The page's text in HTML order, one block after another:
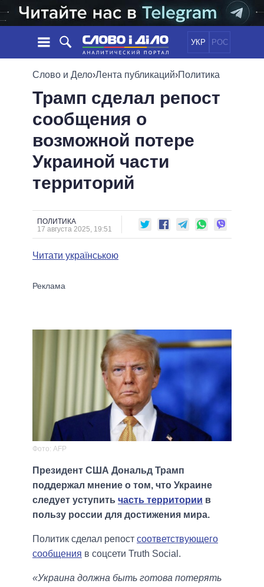
УКР РОС
НОВОСТИ
ЛЕНТА
СОБЫТИЯ
СТАТЬИ
ОБЗОРЫ
ДАЙДЖЕСТЫ
ПОЛИТИКА
ЭКОНОМИКА
ОБЩЕСТВО
ОБЕЩАНИЯ
ПОЛИТИКИ
ВСЕ ПОЛИТИКИ
ПРЕЗИДЕНТ И ОФИС
ВЕРХОВНАЯ РАДА
ГЛАВЫ ОБЛАДМИНИСТРАЦИЙ
МЭРЫ
ВСЕ ПЕРСОНЫ
ИНФОГРАФИКА
ВИДЕО
СРАВНЕНИЕ ПОЛИТИКОВ
Слово и Дело›Лента публикаций›Политика
Трамп сделал репост
сообщения о
возможной потере
Украиной части
территорий
ПОЛИТИКА
17 августа 2025, 19:51
Читати українською
Фото: AFP
Президент США Дональд Трамп
поддержал мнение о том, что Украине
следует уступить часть территории в
пользу россии для достижения мира.
Политик сделал репост соответствующего
сообщения в соцсети Truth Social.
«Украина должна быть готова потерять